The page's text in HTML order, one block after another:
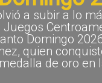
a subir a lo
Juegos
Domingo
quien
de oro en